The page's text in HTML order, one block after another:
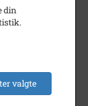
din
valgte